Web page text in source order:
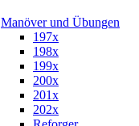
Manöver und Übungen
197x
198x
199x
200x
201x
202x